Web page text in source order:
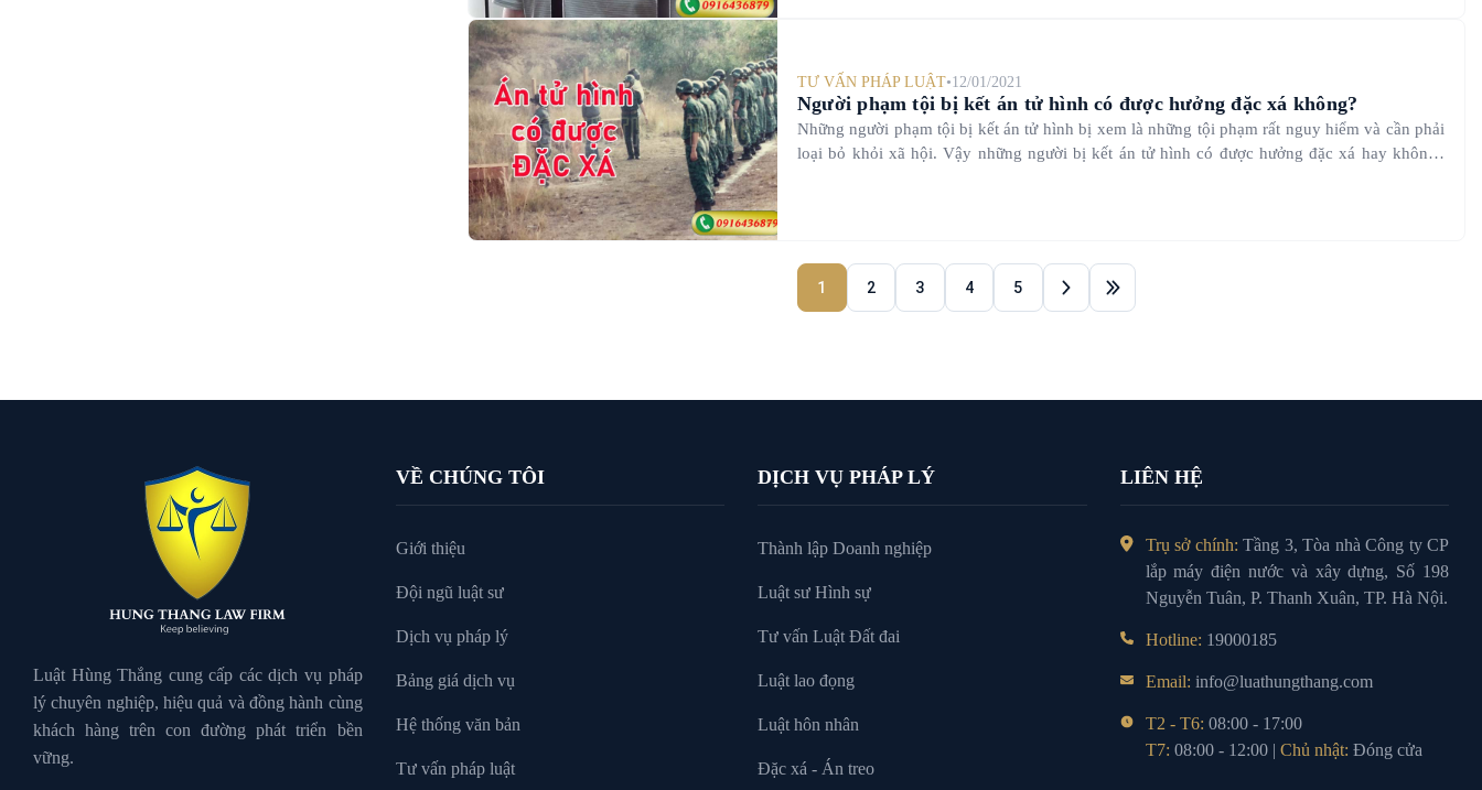
TƯ VẤN PHÁP LUẬT•12/01/2021
Người phạm tội bị kết án tử hình có được hưởng đặc xá không?
Những người phạm tội bị kết án tử hình bị xem là những tội phạm rất nguy hiểm và cần phải
loại bỏ khỏi xã hội. Vậy những người bị kết án tử hình có được hưởng đặc xá hay không?
1 2 3 4 5
Luật Hùng Thắng cung cấp các dịch vụ pháp
lý chuyên nghiệp, hiệu quả và đồng hành cùng
khách hàng trên con đường phát triển bền
vững.
VỀ CHÚNG TÔI
Giới thiệu
Đội ngũ luật sư
Dịch vụ pháp lý
Bảng giá dịch vụ
Hệ thống văn bản
Tư vấn pháp luật
DỊCH VỤ PHÁP LÝ
Thành lập Doanh nghiệp
Luật sư Hình sự
Tư vấn Luật Đất đai
Luật lao đọng
Luật hôn nhân
Đặc xá - Án treo
LIÊN HỆ
Trụ sở chính: Tầng 3, Tòa nhà Công ty CP
lắp máy điện nước và xây dựng, Số 198
Nguyễn Tuân, P. Thanh Xuân, TP. Hà Nội.
Hotline: 19000185
Email: info@luathungthang.com
T2 - T6: 08:00 - 17:00
T7: 08:00 - 12:00 | Chủ nhật: Đóng cửa